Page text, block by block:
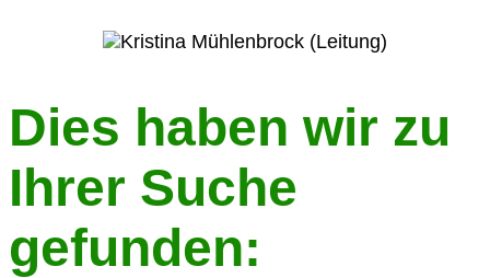
Dies haben wir zu
Ihrer Suche
gefunden: